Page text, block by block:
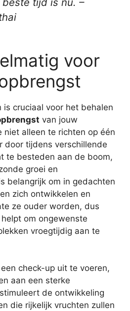
voor
is cruciaal voor het behalen
van jouw
niet alleen te richten op één
door tijdens verschillende
te besteden aan de boom,
groei en
belangrijk om in gedachten
zich ontwikkelen en
ze ouder worden, dus
om ongewenste
vroegtijdig aan te
check-up uit te voeren,
aan een sterke
de ontwikkeling
die rijkelijk vruchten zullen